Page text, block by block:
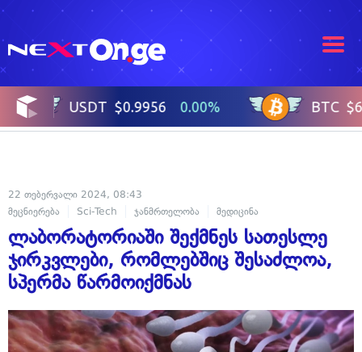
22 თებერვალი 2024, 08:43
მეცნიერება
Sci-Tech ჯანმრთელობა მედიცინა
ლაბორატორიაში შექმნეს სათესლე
ჯირკვლები, რომლებშიც შესაძლოა,
სპერმა წარმოიქმნას